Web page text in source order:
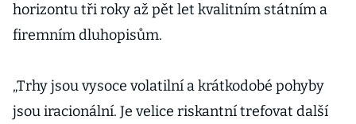
horizontu tři roky až pět let kvalitním státním a
firemním dluhopisům.
„Trhy jsou vysoce volatilní a krátkodobé pohyby
jsou iracionální. Je velice riskantní trefovat další